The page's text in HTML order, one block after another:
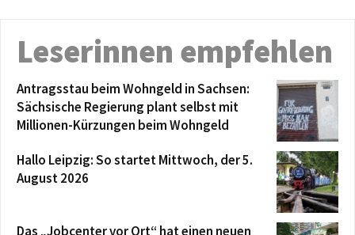
Leserinnen empfehlen
Antragsstau beim Wohngeld in Sachsen:
Sächsische Regierung plant selbst mit
Millionen-Kürzungen beim Wohngeld
Hallo Leipzig: So startet Mittwoch, der 5.
August 2026
Das „Jobcenter vor Ort“ hat einen neuen